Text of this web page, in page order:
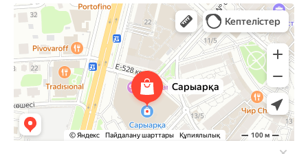
Сарыарка
Торговый центр в Астане
Развлекательный центр в Астане